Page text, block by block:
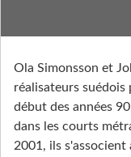
Ola Simonsson et
réalisateurs suédois
début des années
dans les courts
2001, ils s'associent